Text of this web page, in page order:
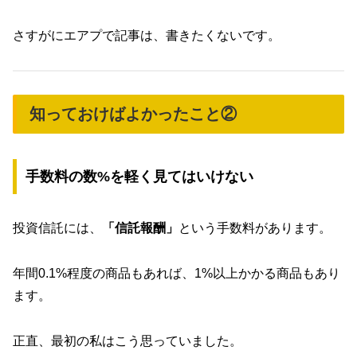
さすがにエアプで記事は、書きたくないです。
知っておけばよかったこと②
手数料の数%を軽く見てはいけない
投資信託には、 「信託報酬」 という手数料があります。
年間0.1%程度の商品もあれば、1%以上かかる商品もあり
ます。
正直、最初の私はこう思っていました。